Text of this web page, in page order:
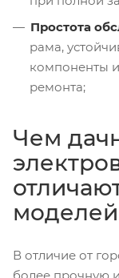
Простота
рама,
компоненты и
ремонта;
Чем
моделей
В отличие от